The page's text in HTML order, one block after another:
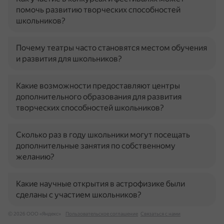
помочь развитию творческих способностей
школьников?
Почему театры часто становятся местом обучения
и развития для школьников?
Какие возможности предоставляют центры
дополнительного образования для развития
творческих способностей школьников?
Сколько раз в году школьники могут посещать
дополнительные занятия по собственному
желанию?
Какие научные открытия в астрофизике были
сделаны с участием школьников?
© 2026 ООО «Яндекс» Пользовательское соглашение Связаться с нами